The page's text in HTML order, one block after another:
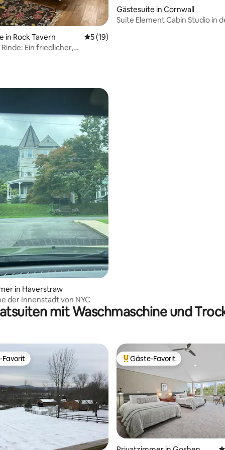
4,95 von 5, 37 Bewertungen
in Rock Tavern Durchschnittliche Bewertung: 5 von 5,
5 (19)
friedlicher,
Gästesuite in Cornwall
Suite Element Cabin Studio in
4,5 von 5, 4 Bewertungen
in Haverstraw
der Innenstadt von NYC
mit Waschmaschine und
Gäste-Favorit.
Favorit Beliebter Gäste-Favorit.
Gäste-Favorit